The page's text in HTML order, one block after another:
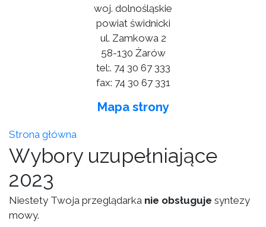
woj. dolnośląskie
powiat świdnicki
ul. Zamkowa 2
58-130 Żarów
tel:. 74 30 67 333
fax: 74 30 67 331
Mapa strony
Strona główna
Wybory uzupełniające
2023
Niestety Twoja przeglądarka nie obsługuje syntezy
mowy.